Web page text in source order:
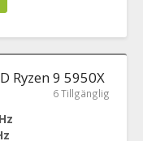
Ryzen 9 5950X
6 Tillgänglig